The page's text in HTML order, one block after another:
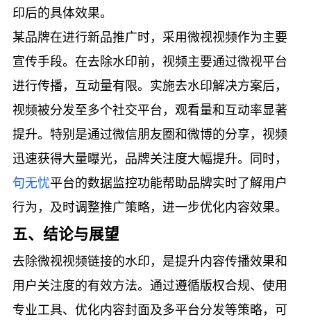
印后的具体效果。
某品牌在进行新品推广时，采用微视视频作为主要
宣传手段。在去除水印前，视频主要通过微视平台
进行传播，互动量有限。实施去水印解决方案后，
视频被分发至多个社交平台，观看量和互动率显著
提升。特别是通过微信朋友圈和微博的分享，视频
迅速获得大量曝光，品牌关注度大幅提升。同时，
句无忧平台的数据监控功能帮助品牌实时了解用户
行为，及时调整推广策略，进一步优化内容效果。
五、结论与展望
去除微视视频链接的水印，是提升内容传播效果和
用户关注度的有效方法。通过遵循版权合规、使用
专业工具、优化内容封面及多平台分发等策略，可